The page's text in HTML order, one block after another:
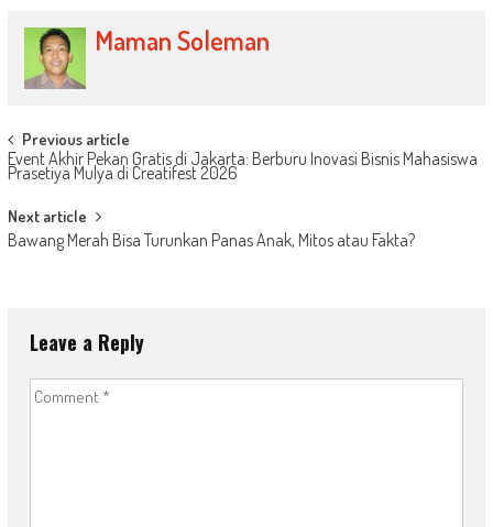
Maman Soleman
Post
navigation
Previous article
Event Akhir Pekan Gratis di Jakarta: Berburu Inovasi Bisnis Mahasiswa
Prasetiya Mulya di Creatifest 2026
Next article
Bawang Merah Bisa Turunkan Panas Anak, Mitos atau Fakta?
Leave a Reply